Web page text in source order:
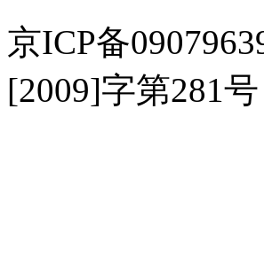
京ICP备
[2009]字第281